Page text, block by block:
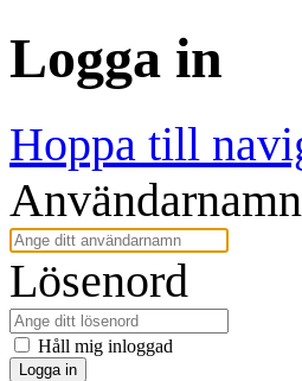
Logga in
Hoppa till
Användarnamn
Lösenord
Håll mig inloggad
Logga in